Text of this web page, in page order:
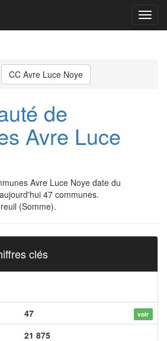
Menu
CC Avre Luce Noye
de
Avre Luce
Avre Luce Noye date du
47 communes.
(Somme).
clés
47 voir
21 875